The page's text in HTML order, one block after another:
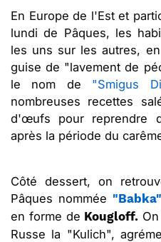
En Europe de l'Est et
lundi de Pâques, les
les uns sur les autres,
guise de "lavement de
le nom de "Smigus
nombreuses recettes
d'œufs pour reprendre
après la période du
Côté dessert, on
Pâques nommée "Babka"
en forme de Kougloff.
Russe la "Kulich",